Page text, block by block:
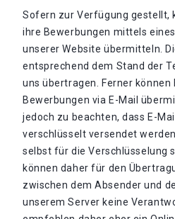
Sofern zur Verfügung gestellt,
ihre Bewerbungen mittels
unserer Website übermitteln.
entsprechend dem Stand der
uns übertragen. Ferner können
Bewerbungen via E-Mail
jedoch zu beachten, dass E-
verschlüsselt versendet
selbst für die Verschlüsselung
können daher für den
zwischen dem Absender und
unserem Server keine